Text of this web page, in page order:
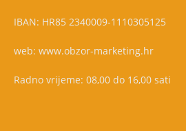
IBAN: HR85 2340009-1110305125
web: www.obzor-marketing.hr
Radno vrijeme: 08,00 do 16,00 sati